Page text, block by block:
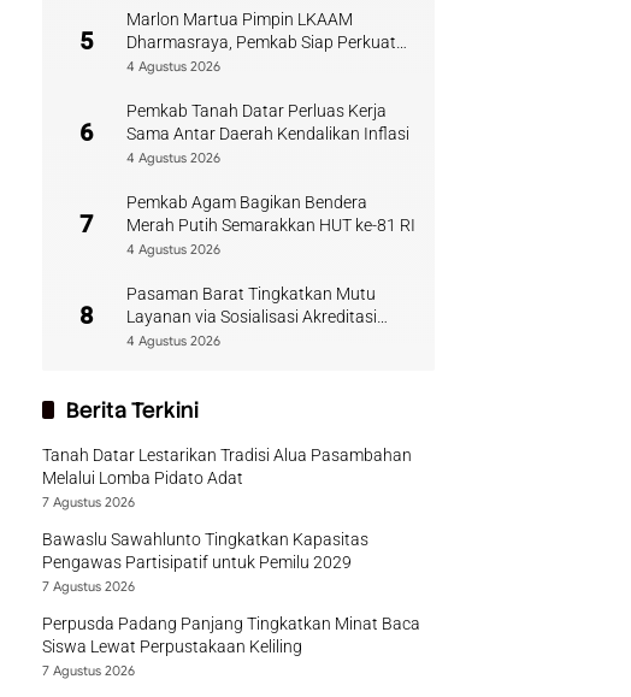
5
Marlon Martua Pimpin LKAAM
Dharmasraya, Pemkab Siap Perkuat
Sinergi Adat
4 Agustus 2026
6
Pemkab Tanah Datar Perluas Kerja
Sama Antar Daerah Kendalikan Inflasi
4 Agustus 2026
7
Pemkab Agam Bagikan Bendera
Merah Putih Semarakkan HUT ke-81 RI
4 Agustus 2026
8
Pasaman Barat Tingkatkan Mutu
Layanan via Sosialisasi Akreditasi
Perpustakaan 2026
4 Agustus 2026
Berita Terkini
Tanah Datar Lestarikan Tradisi Alua Pasambahan
Melalui Lomba Pidato Adat
7 Agustus 2026
Bawaslu Sawahlunto Tingkatkan Kapasitas
Pengawas Partisipatif untuk Pemilu 2029
7 Agustus 2026
Perpusda Padang Panjang Tingkatkan Minat Baca
Siswa Lewat Perpustakaan Keliling
7 Agustus 2026